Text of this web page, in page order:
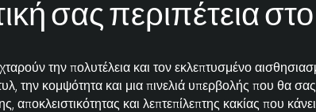
σας περιπέτεια στο
την πολυτέλεια και τον εκλεπτυσμένο
την κομψότητα και μια πινελιά υπερβολής που θα
και λεπτεπίλεπτης κακίας που